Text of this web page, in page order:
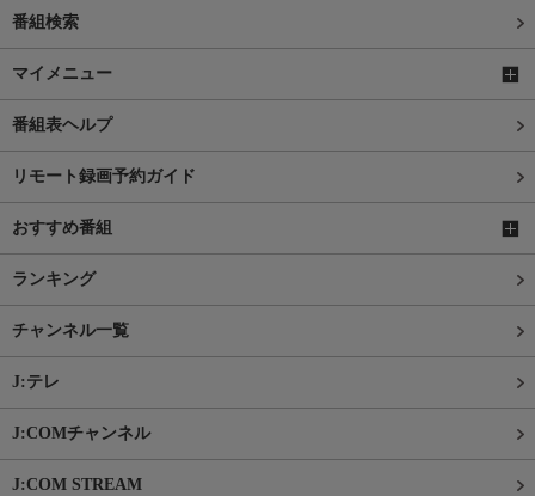
番組検索
マイメニュー
番組表ヘルプ
リモート録画予約ガイド
おすすめ番組
ランキング
チャンネル一覧
J:テレ
J:COMチャンネル
J:COM STREAM